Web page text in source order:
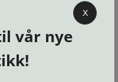
X
vår nye